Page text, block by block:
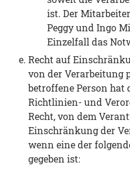
ist. Der
Peggy und Ingo
Einzelfall das
Recht auf
von der Verarbeitung
betroffene Person hat
Richtlinien- und
Recht, von dem
Einschränkung der
wenn eine der
gegeben ist: